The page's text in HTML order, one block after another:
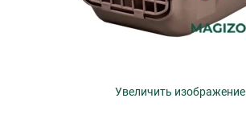
Увеличить изображение